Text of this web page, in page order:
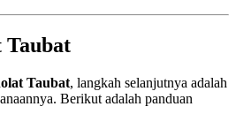
Taubat
Taubat, langkah selanjutnya adalah
Berikut adalah panduan